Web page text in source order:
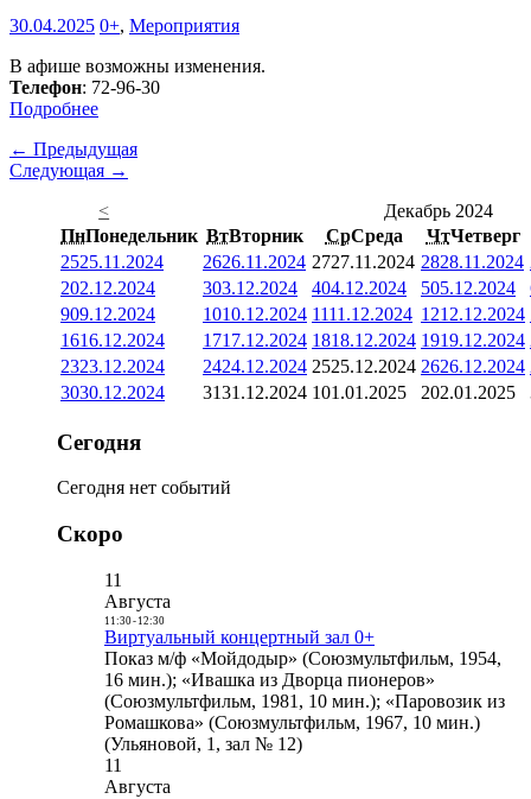
30.04.2025 0+, Мероприятия
В афише возможны изменения.
Телефон: 72-96-30
Подробнее
← Предыдущая
Следующая →
<
Декабрь 2024
ПнПонедельник ВтВторник СрСреда ЧтЧетверг
2525.11.2024 2626.11.2024 2727.11.2024 2828.11.2024
202.12.2024 303.12.2024 404.12.2024 505.12.2024
909.12.2024 1010.12.2024 1111.12.2024 1212.12.2024
1616.12.2024 1717.12.2024 1818.12.2024 1919.12.2024
2323.12.2024 2424.12.2024 2525.12.2024 2626.12.2024
3030.12.2024 3131.12.2024 101.01.2025 202.01.2025
Сегодня
Сегодня нет событий
Скоро
11
Августа
11:30- 12:30
Виртуальный концертный зал 0+
Показ м/ф «Мойдодыр» (Союзмультфильм, 1954,
16 мин.); «Ивашка из Дворца пионеров»
(Союзмультфильм, 1981, 10 мин.); «Паровозик из
Ромашкова» (Союзмультфильм, 1967, 10 мин.)
(Ульяновой, 1, зал № 12)
11
Августа